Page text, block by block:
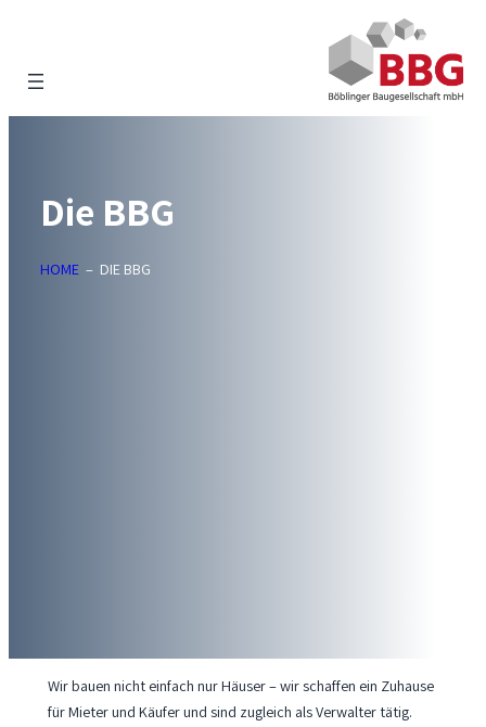
springen
Die BBG
HOME– DIE BBG
Wir bauen nicht einfach nur Häuser – wir schaffen ein Zuhause
für Mieter und Käufer und sind zugleich als Verwalter tätig.